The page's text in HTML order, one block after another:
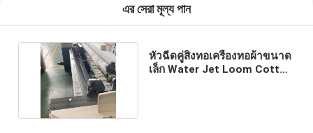
এর সেরা মূল্য পান
หัวฉีดคู่สิ่งทอเครื่องทอผ้าขนาด
เล็ก Water Jet Loom Cotton